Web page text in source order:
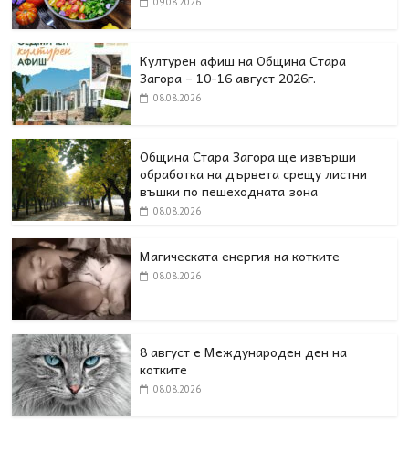
Културен афиш на Община Стара
Загора – 10-16 август 2026г.
08.08.2026
Община Стара Загора ще извърши
обработка на дървета срещу листни
въшки по пешеходната зона
08.08.2026
Магическата енергия на котките
08.08.2026
8 август е Международен ден на
котките
08.08.2026